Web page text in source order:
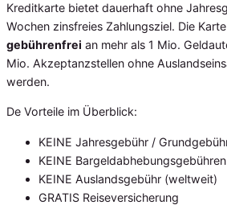
Kreditkarte bietet dauerhaft ohne
Wochen zinsfreies Zahlungsziel. Die
gebührenfrei an mehr als 1 Mio.
Mio. Akzeptanzstellen ohne
werden.
De Vorteile im Überblick:
KEINE Jahresgebühr /
KEINE Bargeldabhebungsgebühren
KEINE Auslandsgebühr (weltweit)
GRATIS Reiseversicherung